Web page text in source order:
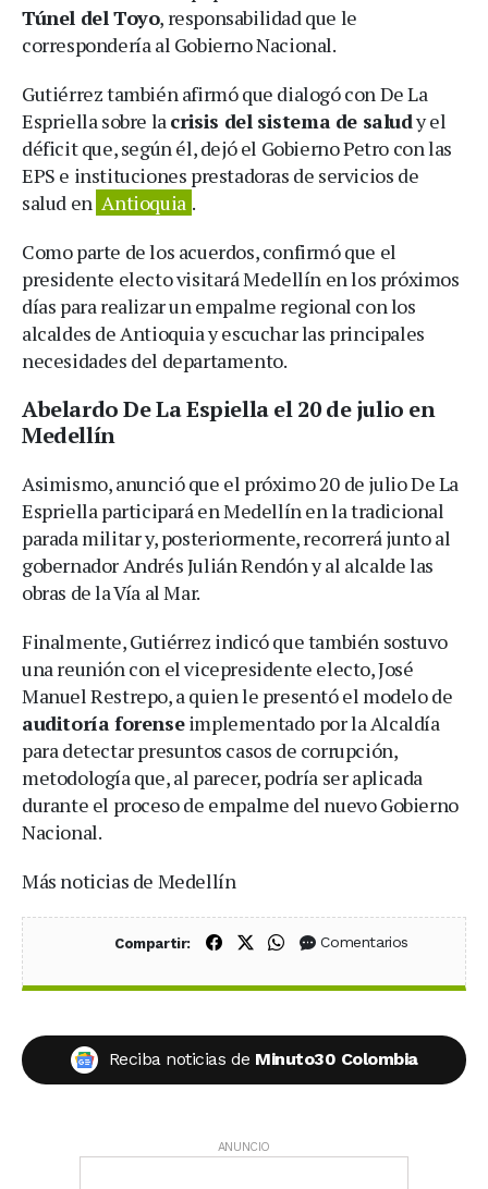
Túnel del Toyo, responsabilidad que le
correspondería al Gobierno Nacional.
Gutiérrez también afirmó que dialogó con De La
Espriella sobre lacrisis del sistema de saludy el
déficit que, según él, dejó el Gobierno Petro con las
EPS e instituciones prestadoras de servicios de
salud en Antioquia .
Como parte de los acuerdos, confirmó que el
presidente electo visitará Medellín en los próximos
días para realizar un empalme regional con los
alcaldes de Antioquia y escuchar las principales
necesidades del departamento.
Abelardo De La Espiella el 20 de julio en
Medellín
Asimismo, anunció que el próximo 20 de julio De La
Espriella participará en Medellín en la tradicional
parada militar y, posteriormente, recorrerá junto al
gobernador Andrés Julián Rendón y al alcalde las
obras de la Vía al Mar.
Finalmente, Gutiérrez indicó que también sostuvo
una reunión con el vicepresidente electo, José
Manuel Restrepo, a quien le presentó el modelo de
auditoría forenseimplementado por la Alcaldía
para detectar presuntos casos de corrupción,
metodología que, al parecer, podría ser aplicada
durante el proceso de empalme del nuevo Gobierno
Nacional.
Más noticias de Medellín
Compartir: Compartir en Facebook
Compartir en X (Twitter)
Compartir en WhatsApp
Comentarios
Reciba noticias de Minuto30 Colombia
ANUNCIO